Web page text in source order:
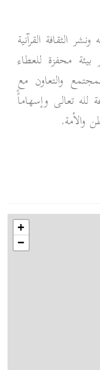
الثقافة القرآنية
بيئة محفزة للعطاء
والتعاون مع
لله تعالى وإسهاماًً
والأمة.
+
−